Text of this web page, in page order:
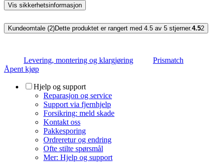
Vis sikkerhetsinformasjon
Kundeomtale (2)Dette produktet er rangert med 4.5 av 5 stjerner.4.52
Levering, montering og klargjøring
Prismatch
Åpent kjøp
Hjelp og support
Reparasjon og service
Support via fjernhjelp
Forsikring: meld skade
Kontakt oss
Pakkesporing
Ordreretur og endring
Ofte stilte spørsmål
Mer: Hjelp og support